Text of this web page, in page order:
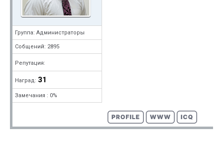
Группа: Администраторы
Собщений: 2895
Репутация:
Наград: 31
Замечания : 0%